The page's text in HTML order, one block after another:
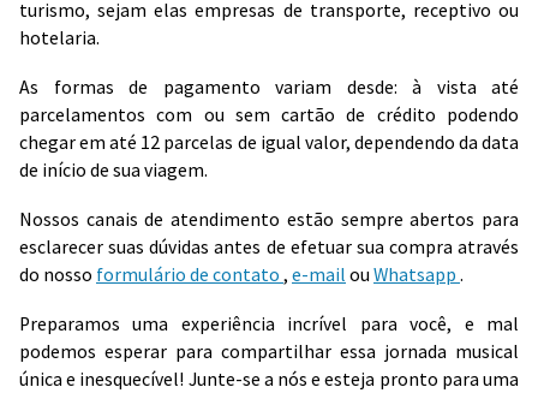
turismo, sejam elas empresas de transporte, receptivo ou
hotelaria.
As formas de pagamento variam desde: à vista até
parcelamentos com ou sem cartão de crédito podendo
chegar em até 12 parcelas de igual valor, dependendo da data
de início de sua viagem.
Nossos canais de atendimento estão sempre abertos para
esclarecer suas dúvidas antes de efetuar sua compra através
do nosso formulário de contato , e-mail ou Whatsapp .
Preparamos uma experiência incrível para você, e mal
podemos esperar para compartilhar essa jornada musical
única e inesquecível! Junte-se a nós e esteja pronto para uma